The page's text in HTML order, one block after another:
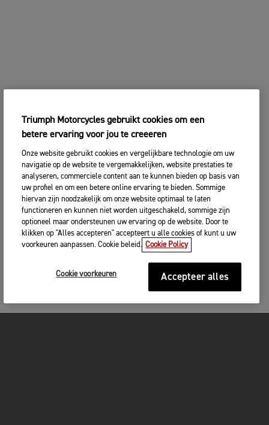
Triumph Motorcycles gebruikt cookies om een
betere ervaring voor jou te creeeren
Onze website gebruikt cookies en vergelijkbare technologie om uw
navigatie op de website te vergemakkelijken, website prestaties te
analyseren, commerciele content aan te kunnen bieden op basis van
uw profiel en om een betere online ervaring te bieden. Sommige
hiervan zijn noodzakelijk om onze website optimaal te laten
functioneren en kunnen niet worden uitgeschakeld, sommige zijn
optioneel maar ondersteunen uw ervaring op de website. Door te
klikken op "Alles accepteren" accepteert u alle cookies of kunt u uw
voorkeuren aanpassen. Cookie beleid. Cookie Policy
Cookie voorkeuren Accepteer alles